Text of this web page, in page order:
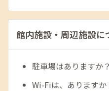
館内施設・周辺施設に
駐車場はありますか？
Wi-Fiは、ありますか